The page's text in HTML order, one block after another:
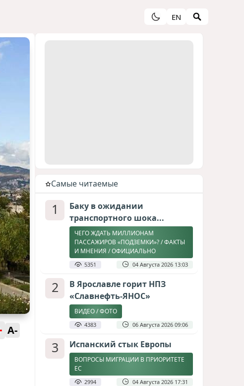
EN
A-
Cамые читаемые
1
Баку в ожидании
транспортного шока...
ЧЕГО ЖДАТЬ МИЛЛИОНАМ
ПАССАЖИРОВ «ПОДЗЕМКИ»? / ФАКТЫ
И МНЕНИЯ / ОФИЦИАЛЬНО
5351 04 Августа 2026 13:03
2
В Ярославле горит НПЗ
«Славнефть-ЯНОС»
ВИДЕО / ФОТО
4383 06 Августа 2026 09:06
3 Испанский стык Европы
ВОПРОСЫ МИГРАЦИИ В ПРИОРИТЕТЕ
ЕС
2994 04 Августа 2026 17:31